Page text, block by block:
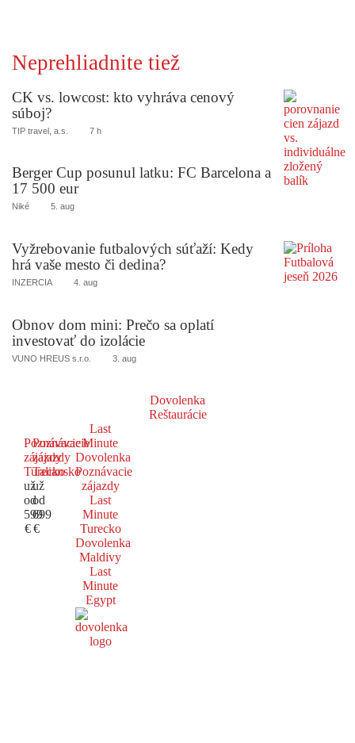
Neprehliadnite tiež
CK vs. lowcost: kto vyhráva cenový
súboj?
TIP travel, a.s. 7 h
Berger Cup posunul latku: FC Barcelona a
17 500 eur
Niké 5. aug
Vyžrebovanie futbalových súťaží: Kedy
hrá vaše mesto či dedina?
INZERCIA 4. aug
Obnov dom mini: Prečo sa oplatí
investovať do izolácie
VUNO HREUS s.r.o. 3. aug
Dovolenka
Reštaurácie
Poznávacie
zájazdy
Turecko
už
od
599
€
Poznávacie
zájazdy
Taliansko
už
od
699
€
Last
Minute
Dovolenka
Poznávacie
zájazdy
Last
Minute
Turecko
Dovolenka
Maldivy
Last
Minute
Egypt